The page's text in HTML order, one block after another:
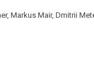
Markus Mair, Dmitrii